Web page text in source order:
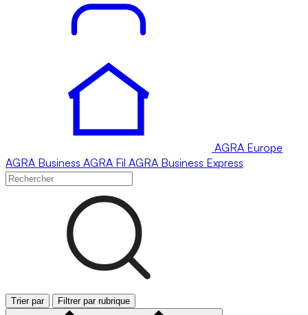
AGRA Europe
AGRA Business AGRA Fil AGRA Business Express
Trier par Filtrer par rubrique